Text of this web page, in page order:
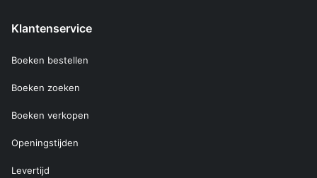
Klantenservice
Boeken bestellen
Boeken zoeken
Boeken verkopen
Openingstijden
Levertijd